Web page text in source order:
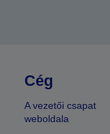
Cég
A vezetői csapat
weboldala